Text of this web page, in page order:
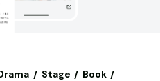
Stage
Book